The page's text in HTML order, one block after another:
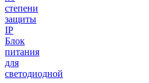
степени
защиты
IP
Блок
питания
для
светодиодной